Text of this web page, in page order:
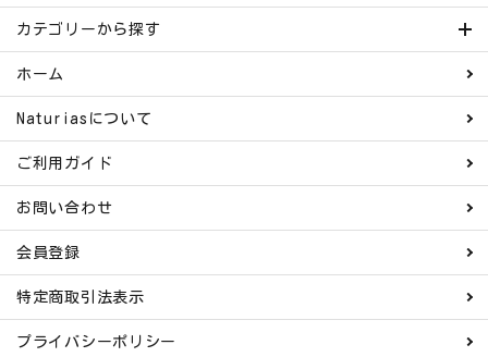
カテゴリーから探す
ホーム
Naturiasについて
ご利用ガイド
お問い合わせ
会員登録
特定商取引法表示
プライバシーポリシー